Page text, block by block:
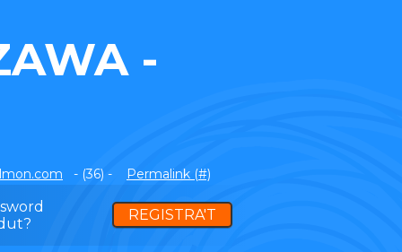
-
- (36) - Permalink (#)
REGISTRA'T